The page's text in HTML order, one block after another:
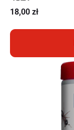
18,00 zł